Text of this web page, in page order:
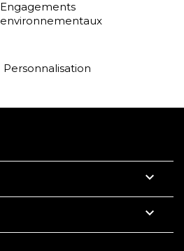
Engagements
environnementaux
Personnalisation

